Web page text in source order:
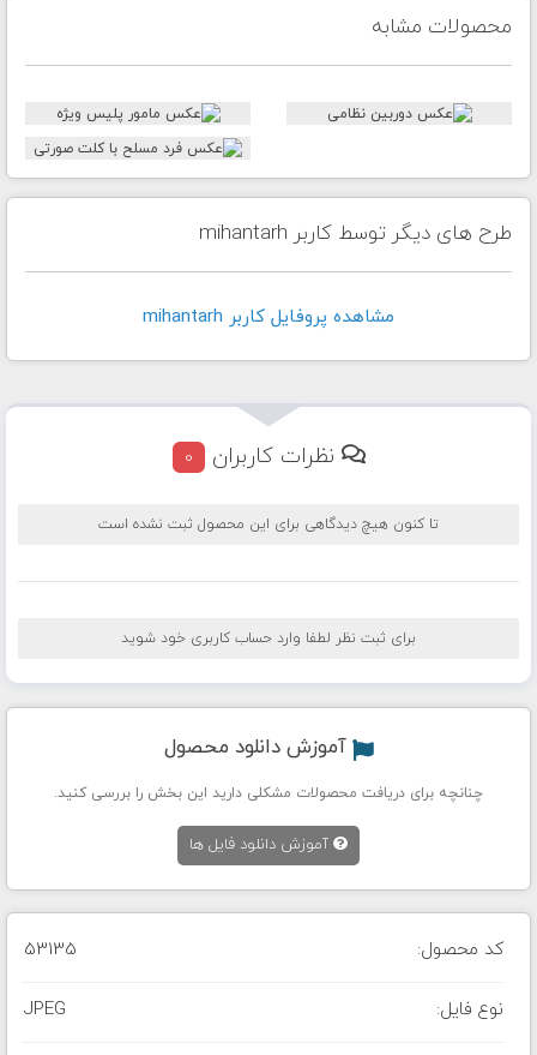
محصولات مشابه
طرح های دیگر توسط کاربر mihantarh
مشاهده پروفايل کاربر mihantarh
نظرات کاربران 0
تا کنون هیچ دیدگاهی برای این محصول ثبت نشده است
برای ثبت نظر لطفا وارد حساب کاربری خود شوید
آموزش دانلود محصول
چنانچه برای دریافت محصولات مشکلی دارید این بخش را بررسی کنید.
آموزش دانلود فایل ها
کد محصول: 53135
نوع فایل: JPEG